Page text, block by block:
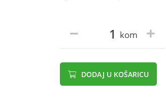
kom
DODAJ U KOŠARICU